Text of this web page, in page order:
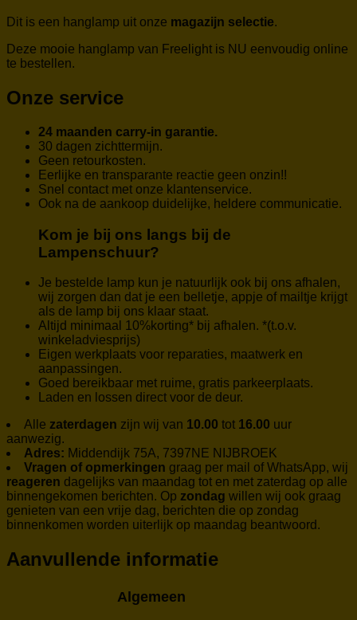
Dit is een hanglamp uit onze magazijn selectie.
Deze mooie hanglamp van Freelight is NU eenvoudig online
te bestellen.
Onze service
24 maanden carry-in garantie.
30 dagen zichttermijn.
Geen retourkosten.
Eerlijke en transparante reactie geen onzin!!
Snel contact met onze klantenservice.
Ook na de aankoop duidelijke, heldere communicatie.
Kom je bij ons langs bij de
Lampenschuur?
Je bestelde lamp kun je natuurlijk ook bij ons afhalen,
wij zorgen dan dat je een belletje, appje of mailtje krijgt
als de lamp bij ons klaar staat.
Altijd minimaal 10%korting* bij afhalen. *(t.o.v.
winkeladviesprijs)
Eigen werkplaats voor reparaties, maatwerk en
aanpassingen.
Goed bereikbaar met ruime, gratis parkeerplaats.
Laden en lossen direct voor de deur.
Alle zaterdagen zijn wij van 10.00 tot 16.00 uur
aanwezig.
Adres: Middendijk 75A, 7397NE NIJBROEK
Vragen of opmerkingen graag per mail of WhatsApp, wij
reageren dagelijks van maandag tot en met zaterdag op alle
binnengekomen berichten. Op zondag willen wij ook graag
genieten van een vrije dag, berichten die op zondag
binnenkomen worden uiterlijk op maandag beantwoord.
Aanvullende informatie
Algemeen